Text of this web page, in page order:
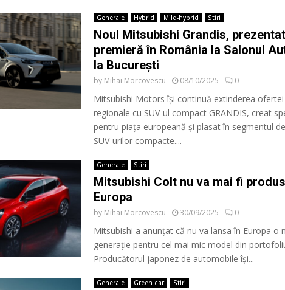
Generale Hybrid Mild-hybrid Stiri
Noul Mitsubishi Grandis,
premieră în România la Salonul
la București
by Mihai Morcovescu 08/10/2025 0
Mitsubishi Motors își continuă extinderea ofertei
regionale cu SUV-ul compact GRANDIS, creat
pentru piața europeană și plasat în segmentul
SUV-urilor compacte....
Generale Stiri
Mitsubishi Colt nu va mai fi
Europa
by Mihai Morcovescu 30/09/2025 0
Mitsubishi a anunțat că nu va lansa în Europa o
generație pentru cel mai mic model din
Producătorul japonez de automobile își...
Generale Green car Stiri